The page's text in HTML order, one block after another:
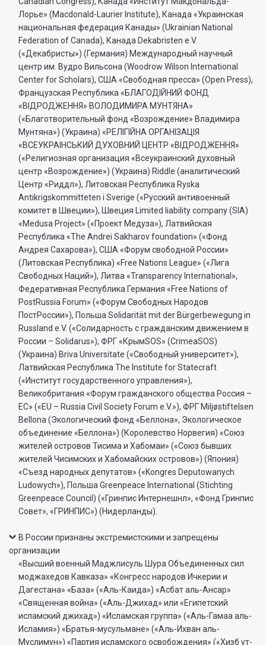
Лорье» (Macdonald-Laurier Institute), Канада «Украинская
национальная федерация Канады» (Ukrainian National
Federation of Canada), Канада Dekabristen e.V.
(«Декабристы») (Германия) Международный научный
центр им. Вудро Вильсона (Woodrow Wilson International
Center for Scholars), США «Свободная пресса» (Open Press),
Французская Республика «БЛАГОДIЙНИЙ ФОНД
«ВIДРОДЖЕННЯ» ВОЛОДИМИРА МУНТЯНА»
(«Благотворительный фонд «Возрождение» Владимира
Мунтяна») (Украина) «РЕЛIГIЙНА ОРГАНIЗАЦIЯ
«ВСЕУКРАIНСЬКИЙ ДУХОВНИЙ ЦЕНТР «ВIДРОДЖЕННЯ»
(«Религиозная организация «Всеукраинский духовный
центр «Возрождение») (Украина) Riddle (аналитический
Центр «Риддл»), Литовская Республика Ryska
Antikrigskommitteten i Sverige («Русский антивоенный
комитет в Швеции»), Швеция Limited liability company (SIA)
«Medusa Project» («Проект Медуза»), Латвийская
Республика «The Andrei Sakharov foundation» («Фонд
Андрея Сахарова»), США «Форум свободной России»
(Литовская Республика) «Free Nations League» («Лига
Свободных Наций»), Литва «Transparеncy International»,
Федеративная Республика Германия «Free Nations of
PostRussia Forum» («Форум Свободных Народов
ПостРоссии»), Польша Solidarität mit der Bürgerbewegung in
Russland e.V. («Солидарность с гражданским движением в
России – Solidarus»), ФРГ «КрымSOS» (CrimeaSOS)
(Украина) Briva Universitate («Свободный университет»),
Латвийская Республика The Institute for Statecraft
(«Институт государственного управления»),
Великобритания «Форум гражданского общества Россия –
ЕС» («EU – Russia Civil Society Forum e.V.»), ФРГ Miljøstiftelsen
Bellona (Экологический фонд «Беллона», Экологическое
объединение «Беллона») (Королевство Норвегия) «Союз
жителей островов Тисима и Хабомаи» («Союз бывших
жителей Чисимских и Хабомайских островов») (Япония)
«Съезд народных депутатов» («Kongres Deputowanych
Ludowych»), Польша Greenpeace International (Stichting
Greenpeace Council) («Гринпис Интернешнл», «Фонд Гринпис
Совет», «ГРИНПИС») (Нидерланды).
В России признаны экстремистскими и запрещены
организации
«Высший военный Маджлисуль Шура Объединенных сил
моджахедов Кавказа» «Конгресс народов Ичкерии и
Дагестана» «База» («Аль-Каида») «Асбат аль-Ансар»
«Священная война» («Аль-Джихад» или «Египетский
исламский джихад») «Исламская группа» («Аль-Гамаа аль-
Исламия») «Братья-мусульмане» («Аль-Ихван аль-
Муслимун») «Партия исламского освобождения» («Хизб ут-